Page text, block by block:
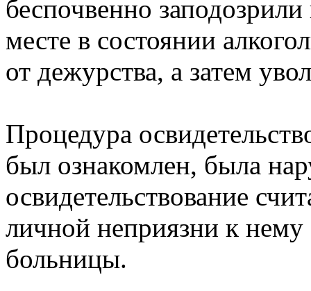
беспочвенно
месте в состоянии
от дежурства, а затем
Процедура
был ознакомлен, была
освидетельствование
личной неприязни к
больницы.